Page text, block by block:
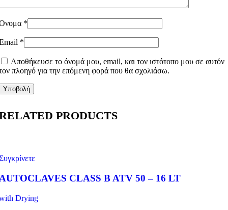
*
*
Αποθήκευσε το όνομά μου, email, και τον ιστότοπο μου σε αυτόν
πλοηγό για την επόμενη φορά που θα σχολιάσω.
PRODUCTS
CLASS B ATV 50 – 16 LT
Drying